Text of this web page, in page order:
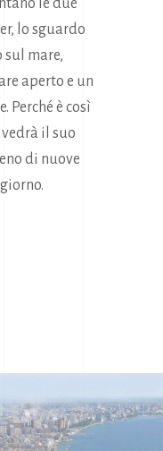
le due
lo sguardo
sul mare,
aperto e un
Perché è così
il suo
di nuove